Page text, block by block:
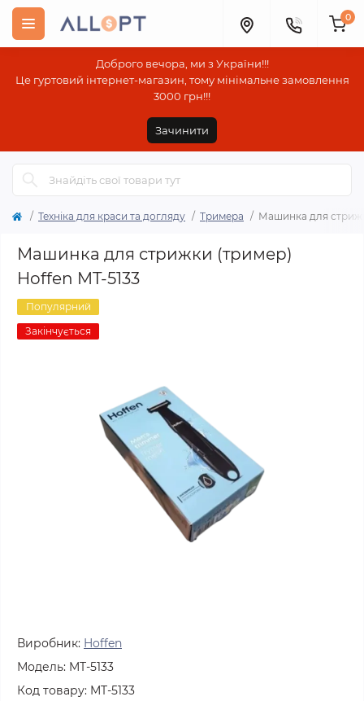
Доброго вечора, ми з України!!!
Це гуртовий інтернет-магазин, тому мінімальне замовлення
3000 грн!!!
Зачинити
0
Техніка для краси та догляду Тримера Машинка для
Машинка для стрижки (тример)
Hoffen MT-5133
Популярний
Закінчується
Виробник: Hoffen
Модель: MT-5133
Код товару: MT-5133